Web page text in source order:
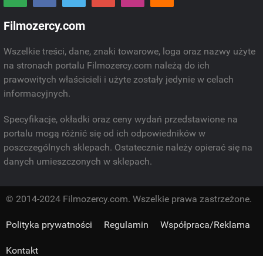
Filmozercy.com
Wszelkie treści, dane, znaki towarowe, loga oraz nazwy użyte
na stronach portalu Filmozercy.com należą do ich
prawowitych właścicieli i użyte zostały jedynie w celach
informacyjnych.
Specyfikacje, okładki oraz ceny wydań przedstawione na
portalu mogą różnić się od ich odpowiedników w
poszczególnych sklepach. Ostatecznie należy opierać się na
danych umieszczonych w sklepach.
© 2014-2024 Filmozercy.com. Wszelkie prawa zastrzeżone.
Polityka prywatności Regulamin Współpraca/Reklama
Kontakt